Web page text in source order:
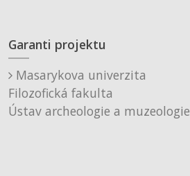
Garanti projektu
Masarykova univerzita
Filozofická fakulta
Ústav archeologie a muzeologie